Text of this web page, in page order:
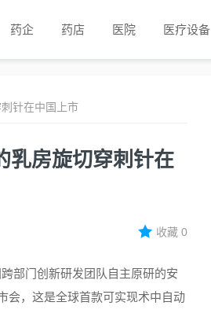
药企 药店 医院 医疗设备
针在中国上市
乳房旋切穿刺针在
收藏0
部门创新研发团队自主原研的安
会，这是全球首款可实现术中自动